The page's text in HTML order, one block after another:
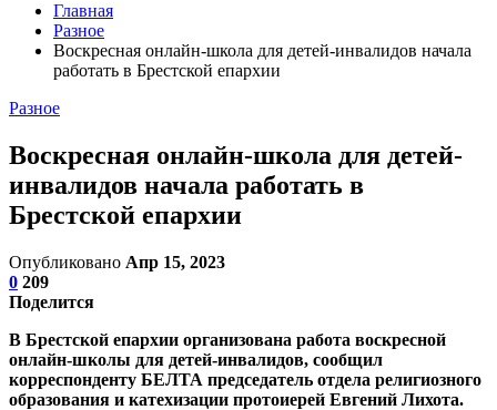
Главная
Разное
Воскресная онлайн-школа для детей-инвалидов начала
работать в Брестской епархии
Разное
Воскресная онлайн-школа для детей-
инвалидов начала работать в
Брестской епархии
Опубликовано Апр 15, 2023
0 209
Поделится
В Брестской епархии организована работа воскресной
онлайн-школы для детей-инвалидов, сообщил
корреспонденту БЕЛТА председатель отдела религиозного
образования и катехизации протоиерей Евгений Лихота.